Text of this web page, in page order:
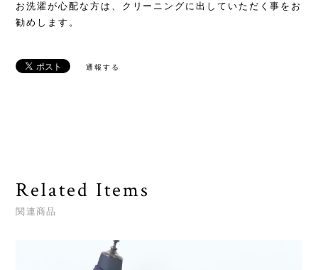
お洗濯が心配な方は、クリーニングに出していただく事をお
勧めします。
通報する
Related Items
関連商品